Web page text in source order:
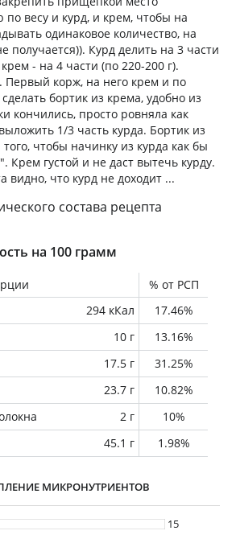
весу и курд, и крем, чтобы на
одинаковое количество, на
получается)). Курд делить на 3 части
- на 4 части (по 220-200 г).
Первый корж, на него крем и по
бортик из крема, удобно из
кончились, просто ровняла как
1/3 часть курда. Бортик из
чтобы начинку из курда как бы
Крем густой и не даст вытечь курду.
видно, что курд не доходит ...
состава рецепта
на 100 грамм
% от РСП
294 кКал
17.46%
10 г
13.16%
17.5 г
31.25%
23.7 г
10.82%
2 г
10%
45.1 г 1.98%
МИКРОНУТРИЕНТОВ
15